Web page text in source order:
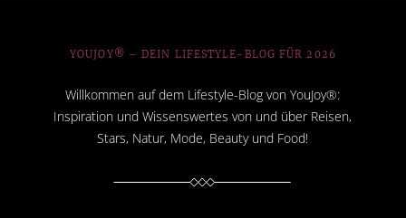
YOUJOY® – DEIN LIFESTYLE-BLOG FÜR 2026
Willkommen auf dem Lifestyle-Blog von YouJoy®:
Inspiration und Wissenswertes von und über Reisen,
Stars, Natur, Mode, Beauty und Food!